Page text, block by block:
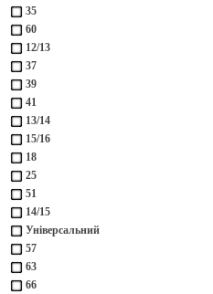
35
60
12/13
37
39
41
13/14
15/16
18
25
51
14/15
Універсальний
57
63
66